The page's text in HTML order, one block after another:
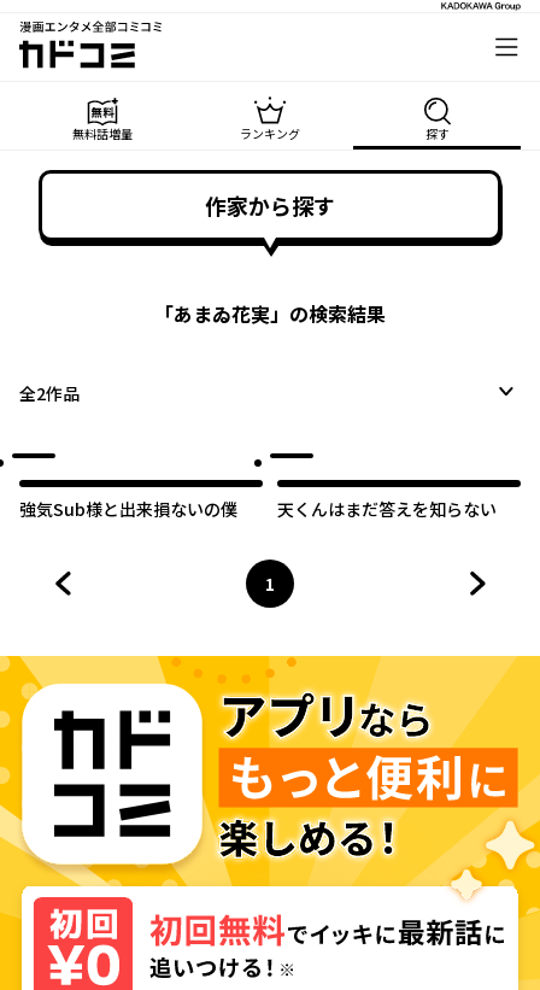
漫画エンタメ全部コミコミ
カドコミ
無料話増量 ランキング 探す
作家から探す
「あまゐ花実」の検索結果
全2作品
強気Sub様と出来損ないの僕 天くんはまだ答えを知らない
ページ
1
へ